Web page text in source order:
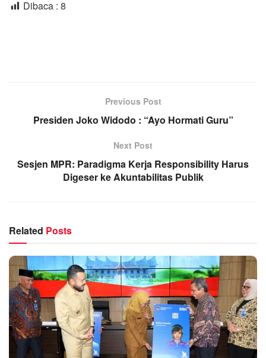
Dibaca : 8
Previous Post
Presiden Joko Widodo : “Ayo Hormati Guru”
Next Post
Sesjen MPR: Paradigma Kerja Responsibility Harus
Digeser ke Akuntabilitas Publik
Related Posts